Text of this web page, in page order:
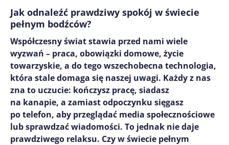
Jak odnaleźć prawdziwy spokój w świecie
pełnym bodźców?
Współczesny świat stawia przed nami wiele
wyzwań – praca, obowiązki domowe, życie
towarzyskie, a do tego wszechobecna technologia,
która stale domaga się naszej uwagi. Każdy z nas
zna to uczucie: kończysz pracę, siadasz
na kanapie, a zamiast odpoczynku sięgasz
po telefon, aby przeglądać media społecznościowe
lub sprawdzać wiadomości. To jednak nie daje
prawdziwego relaksu. Czy w świecie pełnym